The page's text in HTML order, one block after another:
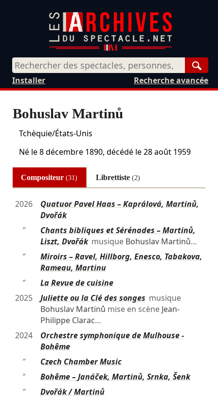
Recherche avancée
Installer
Bohuslav Martinů
Tchèquie/États-Unis
Né le8 décembre 1890, décédé le28 août 1959
Compositeur(31) Librettiste (2)
2026
Quatuor Pavel Haas – Kaprálová, Martinů,
Dvořák
″
Chants bibliques et Sérénades – Martinů,
Liszt, Dvořákmusique Bohuslav Martinů…
″
Miroirs – Ravel, Hillborg, Enesco, Tabakova,
Rameau, Martinu
″
La Revue de cuisine
2025
Juliette ou la Clé des songes musique
Bohuslav Martinů mise en scène Jean-
Philippe Clarac…
2024
Orchestre symphonique de Mulhouse -
Bohême
″
Czech Chamber Music
″
Bohême – Janáček, Martinů, Srnka, Šenk
″
Dvořák / Martinů